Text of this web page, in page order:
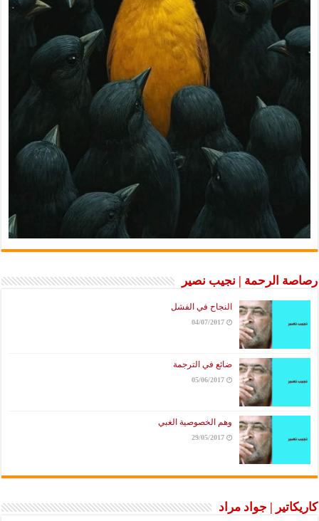
الرحمة | نجيب نصير
النجاح في الفشل
04/07/2017
ضائع في الترجمة
05/06/2017
وهم الخصوصية الغبي
29/05/2017
| جواد مراد